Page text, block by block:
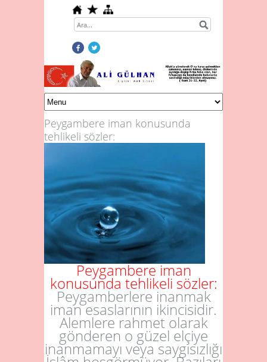
Peygambere iman konusunda
tehlikeli sözler:
Peygambere iman
konusunda tehlikeli sözler:
Peygamberlere inanmak
iman esaslarının ikincisidir.
Alemlere rahmet olarak
gönderen o güzel elçiye
inanmamayı veya saygısızlığı